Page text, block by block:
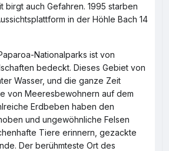
birgt auch Gefahren. 1995 starben
in der Höhle Bach 14
Nationalparks ist von
bedeckt. Dieses Gebiet von
Wasser, und die ganze Zeit
von Meeresbewohnern auf dem
Erdbeben haben den
und ungewöhnliche Felsen
Tiere erinnern, gezackte
Der berühmteste Ort des